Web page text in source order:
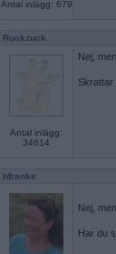
Antal inlägg: 679
Ruckzuck
Antal inlägg:
34614
Nej,
Skrattar
hfranke
Nej,
Har du